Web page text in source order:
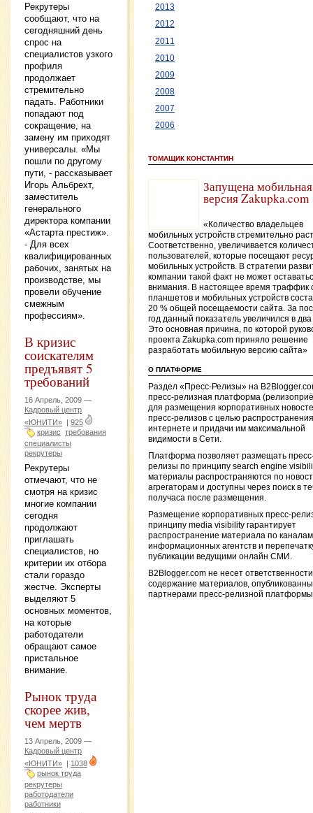
Рекрутеры
сообщают, что на
сегодняшний день
спрос на
специалистов узкого
профиля
продолжает
стремительно
падать. Работники
попадают под
сокращение, на
замену им приходят
универсалы. «Мы
пошли по другому
пути, - рассказывает
Игорь Альбрехт,
заместитель
генерального
директора компании
«Астарта престиж».
- Для всех
квалифицированных
рабочих, занятых на
производстве, мы
провели обучение
смежным
профессиям».
В кризис
соискателям
предъявят 5
требований
16 Апрель, 2009 —
Кадровый центр
«ЮНИТИ» | 925
кризис требования
специалисты
рекрутеры
Рекрутеры
отмечают, что не
смотря на кризис
многие компании
сегодня
продолжают
приглашать
специалистов, но
критерии их отбора
стали гораздо
жестче. Эксперты
выделяют 5
основных моментов,
на которые
работодатели
обращают самое
пристальное
внимание.
Рынок труда
скорее жив,
чем мертв
13 Апрель, 2009 —
Кадровый центр
«ЮНИТИ» | 1038
рынок труда
рекрутеры
работодатели
работники
2013
2012
2011
2010
2009
2008
2007
2006
ТОМАЩИК КОНСТАНТИН
Запущена мобильная
версия Zakupka.com
«Количество владельцев
мобильных устройств стремительно
Соответственно, увеличивается
пользователей, которые посещают
мобильных устройств. В стратегии
компании такой факт не может
внимания. В настоящее время траффик
планшетов и мобильных устройств
20 % общей посещаемости сайта. За
год данный показатель увеличился в
Это основная причина, по которой
проекта Zakupka.com приняло решение
разработать мобильную версию сайта»
О ПЛАТФОРМЕ
Раздел «Пресс-Релизы» на
пресс-релизная платформа
для размещения корпоративных
пресс-релизов с целью
интернете и придачи им максимальной
видимости в Сети.
Платформа позволяет размещать
релизы по принципу search engine
материалы распространяются по
агрегаторам и доступны через поиск в
получаса после размещения.
Размещение корпоративных пресс-
принципу media visibility гарантирует
распространение материала по каналам
информационных агентств и
публикации ведущими онлайн СМИ.
B2Blogger.com не несет
содержание материалов,
партнерами пресс-релизной